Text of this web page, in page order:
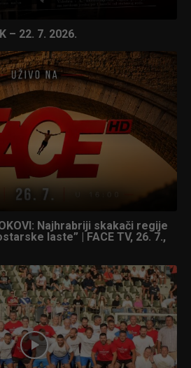
– 22. 7. 2026.
Najhrabriji skakači regije
laste” | FACE TV, 26. 7.,